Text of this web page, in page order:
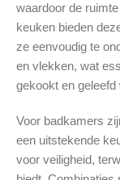
waardoor de
keuken bieden
ze eenvoudig te
en vlekken, wat
gekookt en geleefd
Voor badkamers
een uitstekende
voor veiligheid,